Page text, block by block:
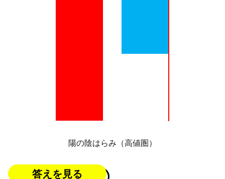
陽の陰はらみ（高値圏）
答えを見る